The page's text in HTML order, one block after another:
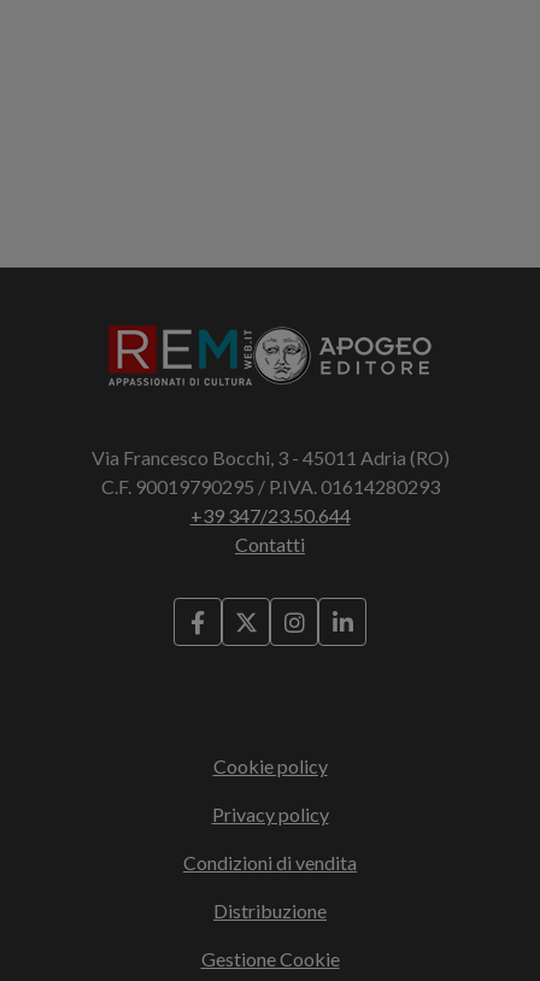
Via Francesco Bocchi, 3 - 45011 Adria (RO)
C.F. 90019790295 / P.IVA. 01614280293
+39 347/23.50.644
Contatti
Cookie policy
Privacy policy
Condizioni di vendita
Distribuzione
Gestione Cookie